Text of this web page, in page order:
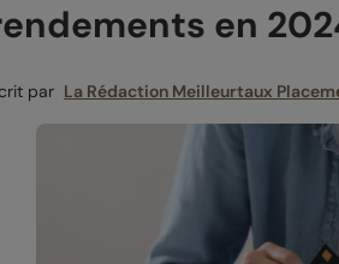
en
par La Rédaction Meilleurtaux